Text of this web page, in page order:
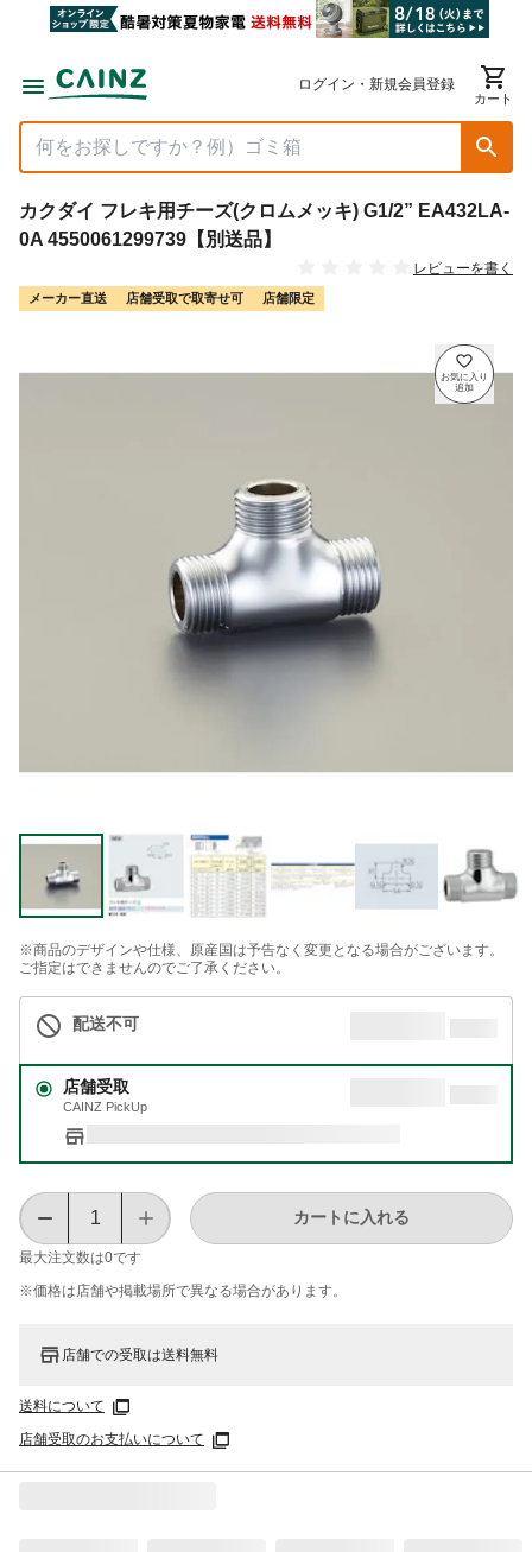
ログイン・新規会員登録
カート
カクダイ フレキ用チーズ(クロムメッキ) G1/2” EA432LA-
0A 4550061299739【別送品】
レビューを書く
メーカー直送 店舗受取で取寄せ可 店舗限定
※商品のデザインや仕様、原産国は予告なく変更となる場合がございます。
ご指定はできませんのでご了承ください。
配送不可
店舗受取
CAINZ PickUp
最大注文数は0です
カートに入れる
※価格は​店舗や​掲載場所で​異なる​場合が​あります。
店舗での受取は送料無料
送料について
店舗受取のお支払いについて